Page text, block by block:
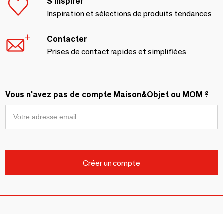
Inspiration et sélections de produits tendances
Contacter
Prises de contact rapides et simplifiées
Vous n'avez pas de compte Maison&Objet ou MOM ?